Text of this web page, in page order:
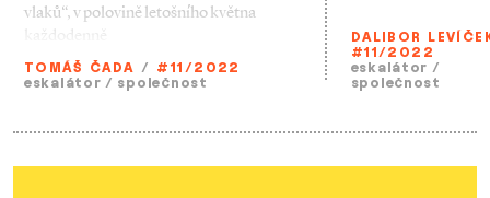
vlaků“, v polovině letošního května
každodenně
TOMÁŠ ČADA / #11/2022
eskalátor / společnost
DALIBOR
#11/2022
eskalátor /
společnost